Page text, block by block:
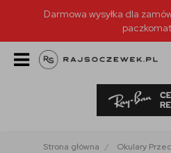
Darmowa wysyłka dla
Strona główna Okulary